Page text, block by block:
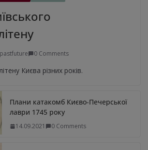
0 Comments
Києва різних років.
Плани катакомб Києво-Печерської
лаври 1745 року
14.09.2021 0 Comments